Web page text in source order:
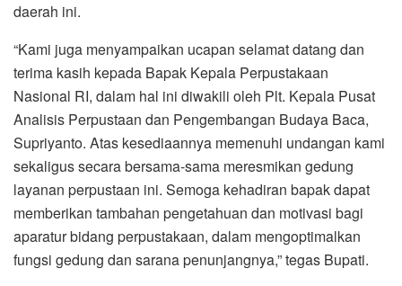
daerah ini.
“Kami juga menyampaikan ucapan selamat datang dan
terima kasih kepada Bapak Kepala Perpustakaan
Nasional RI, dalam hal ini diwakili oleh Plt. Kepala Pusat
Analisis Perpustaan dan Pengembangan Budaya Baca,
Supriyanto. Atas kesediaannya memenuhi undangan kami
sekaligus secara bersama-sama meresmikan gedung
layanan perpustaan ini. Semoga kehadiran bapak dapat
memberikan tambahan pengetahuan dan motivasi bagi
aparatur bidang perpustakaan, dalam mengoptimalkan
fungsi gedung dan sarana penunjangnya,” tegas Bupati.